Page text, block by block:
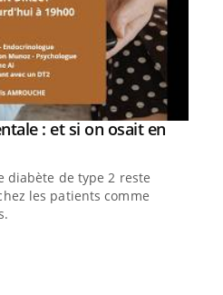
: et si on osait en
diabète de type 2 reste
les patients comme